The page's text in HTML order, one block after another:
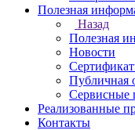
Полезная
Назад
Полезная
Новости
Публичная
Сервисные
Реализованные
Контакты